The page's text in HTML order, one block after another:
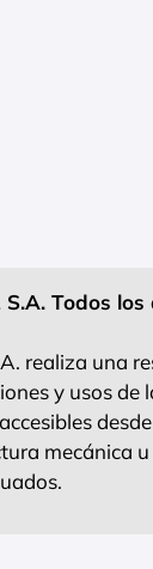
Todos los
realiza una
y usos de
mecánica